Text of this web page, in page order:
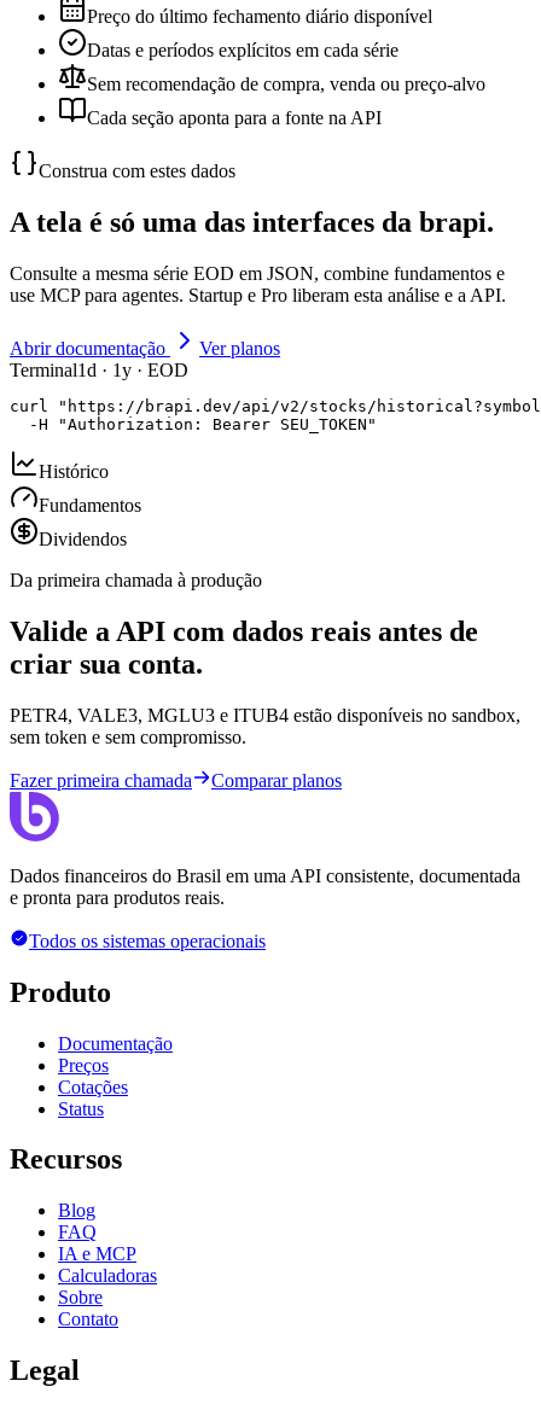
Preço do último fechamento diário disponível
Datas e períodos explícitos em cada série
Sem recomendação de compra, venda ou preço-alvo
Cada seção aponta para a fonte na API
Construa com estes dados
A tela é só uma das interfaces da brapi.
Consulte a mesma série EOD em JSON, combine fundamentos e
use MCP para agentes. Startup e Pro liberam esta análise e a API.
Abrir documentação
Ver planos
Terminal1d · 1y · EOD
curl "https://brapi.dev/api/v2/stocks/
  -H "Authorization: Bearer SEU_TOKEN"
Histórico
Fundamentos
Dividendos
Da primeira chamada à produção
Valide a API com dados reais antes de
criar sua conta.
PETR4, VALE3, MGLU3 e ITUB4 estão disponíveis no sandbox,
sem token e sem compromisso.
Fazer primeira chamada Comparar planos
Dados financeiros do Brasil em uma API consistente, documentada
e pronta para produtos reais.
Todos os sistemas operacionais
Produto
Documentação
Preços
Cotações
Status
Recursos
Blog
FAQ
IA e MCP
Calculadoras
Sobre
Contato
Legal